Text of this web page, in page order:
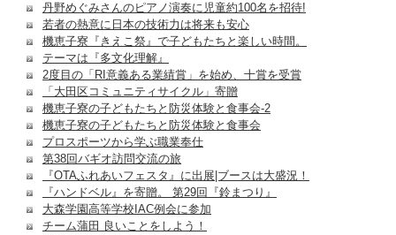
丹野めぐみさんのピアノ演奏に児童約100名を招待!
若者の熱意に日本の技術力は将来も安心
機恵子寮『きえこ祭』で子どもたちと楽しい時間。
テーマは『多文化理解』
2度目の「RI意義ある業績賞」を始め、十賞を受賞
「大田区コミュニティサイクル」寄贈
機恵子寮の子どもたちと防災体験と食事会-2
機恵子寮の子どもたちと防災体験と食事会
プロスポーツから学ぶ職業奉仕
第38回バギオ訪問交流の旅
『OTAふれあいフェスタ』に出展|ブースは大盛況！
『ハンドベル』を寄贈。 第29回『鈴まつり』
大森学園高等学校IAC例会に参加
チーム蒲田 良いことをしよう！